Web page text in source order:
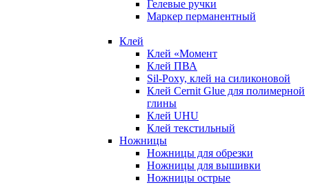
Гелевые ручки
Маркер перманентный
Клей
Клей «Момент
Клей ПВА
Sil-Poxy, клей на силиконовой
Клей Cernit Glue для полимерной
глины
Клей UHU
Клей текстильный
Ножницы
Ножницы для обрезки
Ножницы для вышивки
Ножницы острые